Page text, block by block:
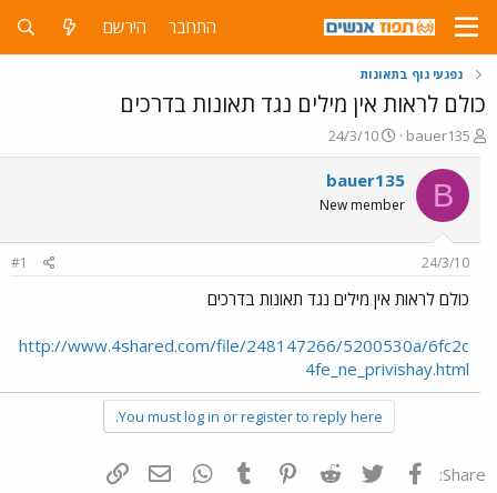
התחבר הירשם
נפגעי גוף בתאונות
כולם לראות אין מילים נגד תאונות בדרכים
פ
ו
ת
ח
ה
ו
ש
א
bauer135
פ
ו
ר
ם
ר
24/3/10
B
bauer135
New member
24/3/10
#1
כולם לראות אין מילים נגד תאונות בדרכים
http://www.4shared.com/file/248147266/5200530a/6fc2c
4fe_ne_privishay.html
You must log in or register to reply here.
Share: פייסבוק Twitter
Reddit
Pinterest
Tumblr
WhatsAppדואר אלקטרוני